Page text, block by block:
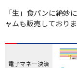
「生」食パンに絶妙
ャムも販売しておりま
電子マネー決済